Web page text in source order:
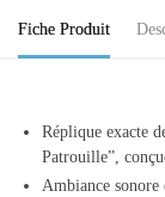
Fiche Produit
Réplique exacte
Patrouille”,
Ambiance sonore